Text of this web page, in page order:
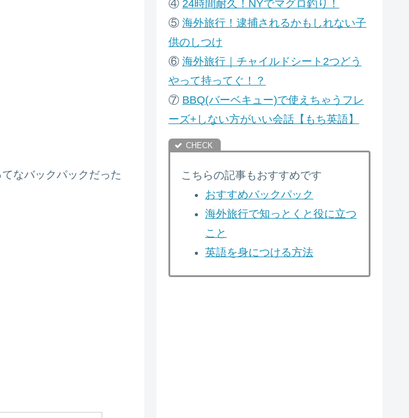
なバックパックだった
④ 24時間耐久！NYでマグロ釣り！
⑤ 海外旅行！逮捕されるかもしれない子
供のしつけ
⑥ 海外旅行｜チャイルドシート2つどう
やって持ってぐ！？
⑦ BBQ(バーベキュー)で使えちゃうフレ
ーズ+しない方がいい会話【もち英語】
こちらの記事もおすすめです
おすすめバックパック
海外旅行で知っとくと役に立つ
こと
英語を身につける方法